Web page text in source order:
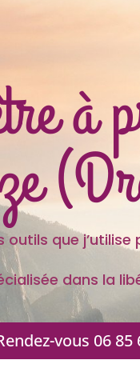
à
j’utilise pour
dans la
vous 06 85